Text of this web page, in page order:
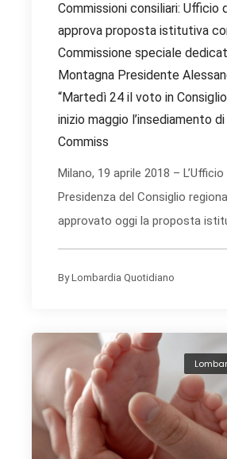
Commissioni consiliari: Ufficio
approva proposta istitutiva
Commissione speciale
Montagna Presidente
“Martedì 24 il voto in
inizio maggio l’insediamento
Commiss
Milano, 19 aprile 2018 – L’Ufficio
Presidenza del Consiglio
approvato oggi la proposta
ByLombardia Quotidiano